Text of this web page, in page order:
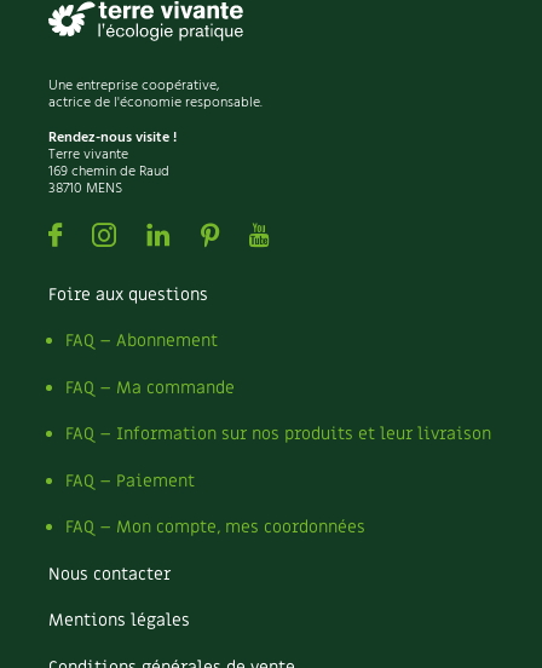
Une entreprise coopérative,
actrice de l'économie responsable.
Rendez-nous visite !
Terre vivante
169 chemin de Raud
38710 MENS
FacebookInstagramLinkedin
PinterestYoutube
Foire aux questions
FAQ – Abonnement
FAQ – Ma commande
FAQ – Information sur nos produits et leur livraison
FAQ – Paiement
FAQ – Mon compte, mes coordonnées
Nous contacter
Mentions légales